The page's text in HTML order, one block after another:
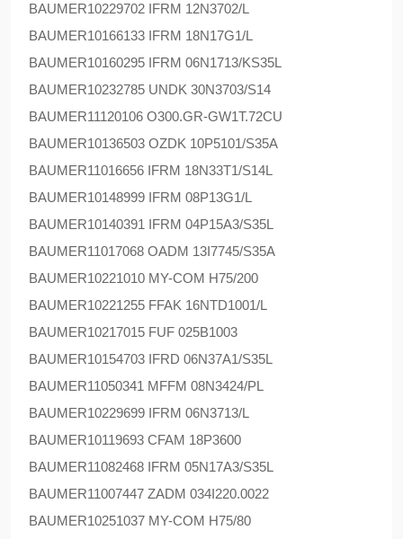
BAUMER10229702 IFRM 12N3702/L
BAUMER10166133 IFRM 18N17G1/L
BAUMER10160295 IFRM 06N1713/KS35L
BAUMER10232785 UNDK 30N3703/S14
BAUMER11120106 O300.GR-GW1T.72CU
BAUMER10136503 OZDK 10P5101/S35A
BAUMER11016656 IFRM 18N33T1/S14L
BAUMER10148999 IFRM 08P13G1/L
BAUMER10140391 IFRM 04P15A3/S35L
BAUMER11017068 OADM 13I7745/S35A
BAUMER10221010 MY-COM H75/200
BAUMER10221255 FFAK 16NTD1001/L
BAUMER10217015 FUF 025B1003
BAUMER10154703 IFRD 06N37A1/S35L
BAUMER11050341 MFFM 08N3424/PL
BAUMER10229699 IFRM 06N3713/L
BAUMER10119693 CFAM 18P3600
BAUMER11082468 IFRM 05N17A3/S35L
BAUMER11007447 ZADM 034I220.0022
BAUMER10251037 MY-COM H75/80